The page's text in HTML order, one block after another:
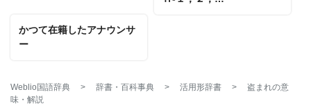
かつて在籍したアナウンサ
ー
Weblio国語辞典 > 辞書・百科事典 > 活用形辞書 > 盗まれの意
味・解説